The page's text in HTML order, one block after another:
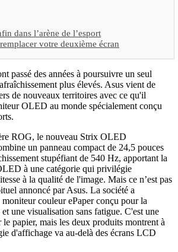
dans l’arène de l’esport
votre deuxième écran
passé des années à poursuivre un seul
plus élevés. Asus vient de
de nouveaux territoires avec ce qu'il
OLED au monde spécialement conçu
ROG, le nouveau Strix OLED
un panneau compact de 24,5 pouces
stupéfiant de 540 Hz, apportant la
à une catégorie qui privilégie
à la qualité de l'image. Mais ce n’est pas
annoncé par Asus. La société a
moniteur couleur ePaper conçu pour la
une visualisation sans fatigue. C'est une
le papier, mais les deux produits montrent à
d'affichage va au-delà des écrans LCD